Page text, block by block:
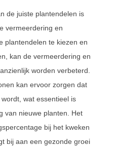
de juiste plantendelen is
vermeerdering en
plantendelen te kiezen en
kan de vermeerdering en
worden verbeterd.
kan ervoor zorgen dat
wat essentieel is
van nieuwe planten. Het
bij het kweken
bij aan een gezonde groei